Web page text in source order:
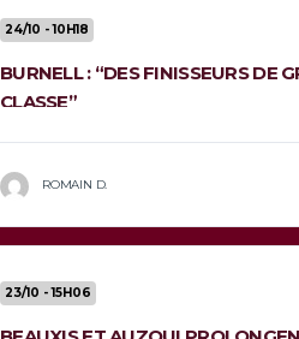
24/10 - 10H18
BURNELL : “DES FINISSEURS DE
CLASSE”
ROMAIN D.
23/10 - 15H06